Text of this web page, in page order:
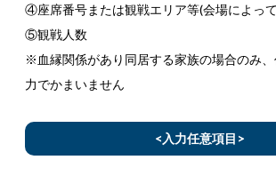
④座席番号または観戦エリア等(会場によっ
⑤観戦人数
※血縁関係があり同居する家族の場合のみ、
力でかまいません
<入力任意項目>